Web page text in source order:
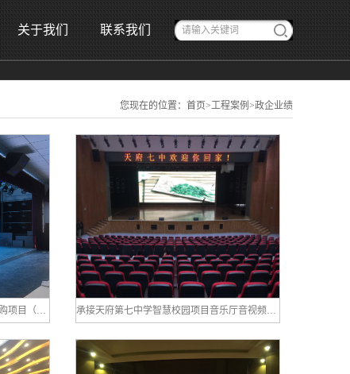
关于我们 联系我们
您现在的位置： 首页>工程案例 >政企业绩
中标四川音乐学院戏剧系教学设备采购项目（第三次） 承接天府第七中学智慧校园项目音乐厅音视频舞台灯光及舞台机械系统